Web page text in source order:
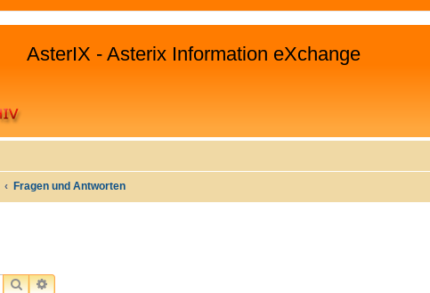
AsterIX - Asterix Information eXchange
Fragen und Antworten
SUCHEERWEITERTE SUCHE